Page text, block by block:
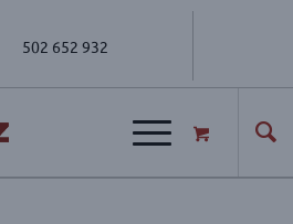
502 652 932